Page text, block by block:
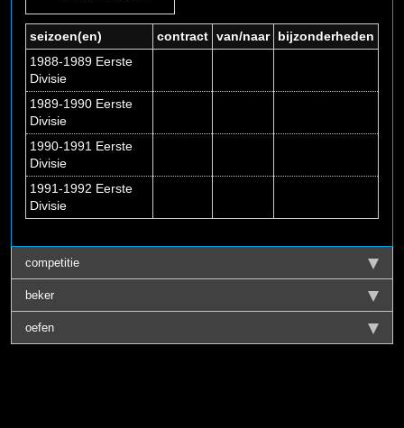
seizoen(en) contract van/naar
bijzonderheden
1988-1989 Eerste
Divisie
1989-1990 Eerste
Divisie
1990-1991 Eerste
Divisie
1991-1992 Eerste
Divisie
competitie
beker
oefen